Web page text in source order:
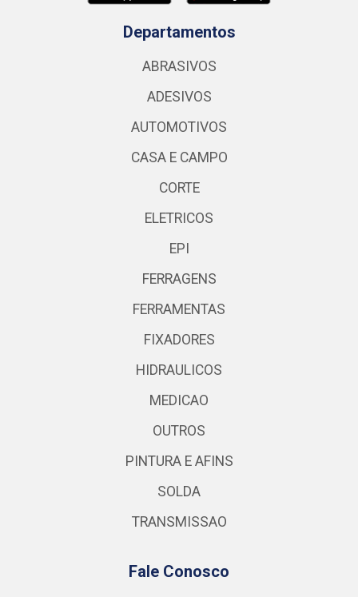
Departamentos
ABRASIVOS
ADESIVOS
AUTOMOTIVOS
CASA E CAMPO
CORTE
ELETRICOS
EPI
FERRAGENS
FERRAMENTAS
FIXADORES
HIDRAULICOS
MEDICAO
OUTROS
PINTURA E AFINS
SOLDA
TRANSMISSAO
Fale Conosco